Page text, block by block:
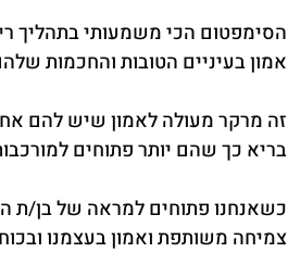
הסימפטום הכי משמעותי בתהליך
אמון בעיניים הטובות והחכמות
זה מרקר מעולה לאמון שיש להם
בריא כך שהם יותר פתוחים
כשאנחנו פתוחים למראה של בן/ת
צמיחה משותפת ואמון בעצמנו